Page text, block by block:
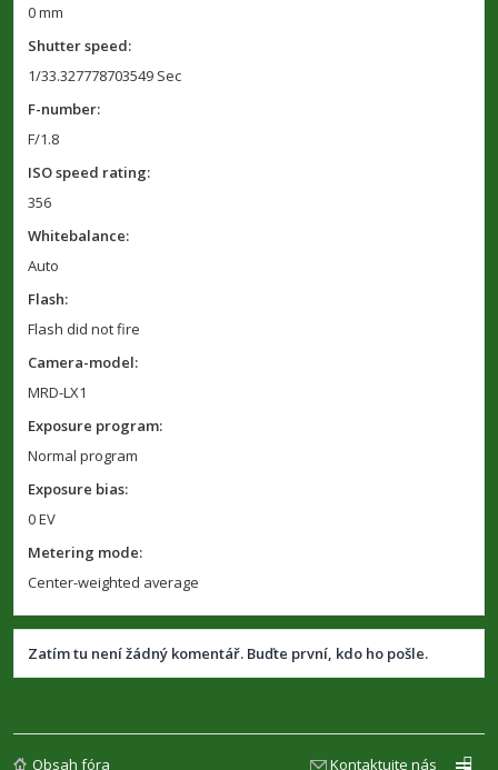
0 mm
Shutter speed:
1/33.327778703549 Sec
F-number:
F/1.8
ISO speed rating:
356
Whitebalance:
Auto
Flash:
Flash did not fire
Camera-model:
MRD-LX1
Exposure program:
Normal program
Exposure bias:
0 EV
Metering mode:
Center-weighted average
Zatím tu není žádný komentář. Buďte první, kdo ho pošle.
Obsah fóra Kontaktujte nás